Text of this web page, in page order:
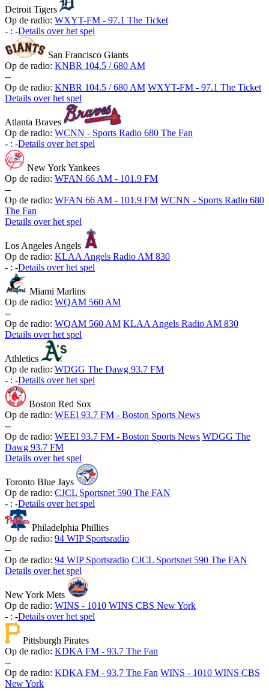
Detroit Tigers
Op de radio: WXYT-FM - 97.1 The Ticket
- : -Details over het spel
San Francisco Giants
Op de radio: KNBR 104.5 / 680 AM
--
Op de radio: KNBR 104.5 / 680 AM WXYT-FM - 97.1 The Ticket
Details over het spel
Atlanta Braves
Op de radio: WCNN - Sports Radio 680 The Fan
- : -Details over het spel
New York Yankees
Op de radio: WFAN 66 AM - 101.9 FM
--
Op de radio: WFAN 66 AM - 101.9 FM WCNN - Sports Radio 680
The Fan
Details over het spel
Los Angeles Angels
Op de radio: KLAA Angels Radio AM 830
- : -Details over het spel
Miami Marlins
Op de radio: WQAM 560 AM
--
Op de radio: WQAM 560 AM KLAA Angels Radio AM 830
Details over het spel
Athletics
Op de radio: WDGG The Dawg 93.7 FM
- : -Details over het spel
Boston Red Sox
Op de radio: WEEI 93.7 FM - Boston Sports News
--
Op de radio: WEEI 93.7 FM - Boston Sports News WDGG The
Dawg 93.7 FM
Details over het spel
Toronto Blue Jays
Op de radio: CJCL Sportsnet 590 The FAN
- : -Details over het spel
Philadelphia Phillies
Op de radio: 94 WIP Sportsradio
--
Op de radio: 94 WIP Sportsradio CJCL Sportsnet 590 The FAN
Details over het spel
New York Mets
Op de radio: WINS - 1010 WINS CBS New York
- : -Details over het spel
Pittsburgh Pirates
Op de radio: KDKA FM - 93.7 The Fan
--
Op de radio: KDKA FM - 93.7 The Fan WINS - 1010 WINS CBS
New York